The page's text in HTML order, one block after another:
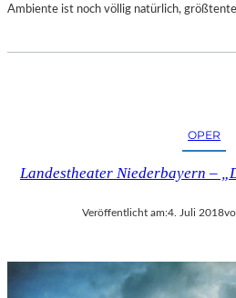
Ambiente ist noch völlig natürlich,
OPER
Landestheater Niederbayern –
Veröffentlicht am:4. Juli 2018